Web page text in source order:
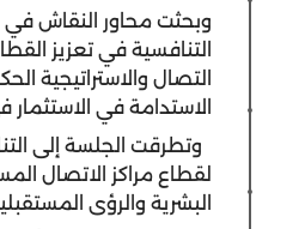
وبحثت محاور النقاش في
التنافسية في تعزيز
التصال والاستراتيجية
الاستدامة في
وتطرقت الجلسة إلى
لقطاع مراكز الاتصال
البشرية والرؤى